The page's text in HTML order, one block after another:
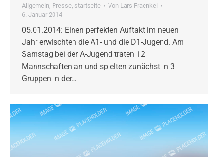
Allgemein, Presse, startseite Von Lars Fraenkel
6. Januar 2014
05.01.2014: Einen perfekten Auftakt im neuen
Jahr erwischten die A1- und die D1-Jugend. Am
Samstag bei der A-Jugend traten 12
Mannschaften an und spielten zunächst in 3
Gruppen in der…